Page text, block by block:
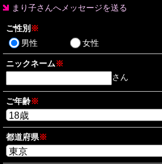
まり子さんへメッセージを送る